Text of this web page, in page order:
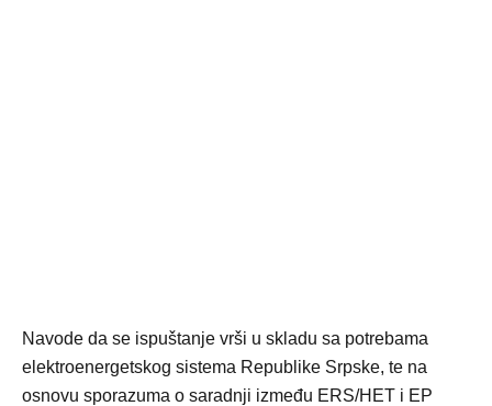
Navode da se ispuštanje vrši u skladu sa potrebama
elektroenergetskog sistema Republike Srpske, te na
osnovu sporazuma o saradnji između ERS/HET i EP